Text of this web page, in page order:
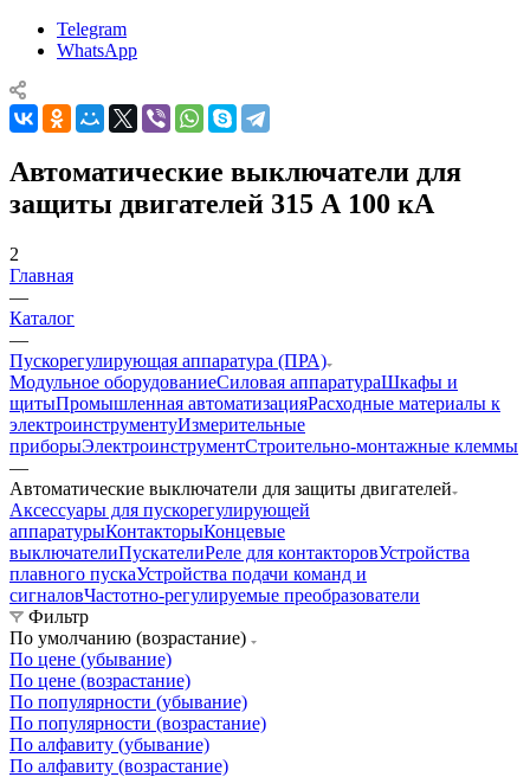
Telegram
WhatsApp
Автоматические выключатели для
защиты двигателей 315 А 100 кА
2
Главная
—
Каталог
—
Пускорегулирующая аппаратура (ПРА)
Модульное оборудованиеСиловая аппаратураШкафы и
щитыПромышленная автоматизацияРасходные материалы к
электроинструментуИзмерительные
приборыЭлектроинструментСтроительно-монтажные клеммы
—
Автоматические выключатели для защиты двигателей
Аксессуары для пускорегулирующей
аппаратурыКонтакторыКонцевые
выключателиПускателиРеле для контакторовУстройства
плавного пускаУстройства подачи команд и
сигналовЧастотно-регулируемые преобразователи
Фильтр
По умолчанию (возрастание)
По цене (убывание)
По цене (возрастание)
По популярности (убывание)
По популярности (возрастание)
По алфавиту (убывание)
По алфавиту (возрастание)